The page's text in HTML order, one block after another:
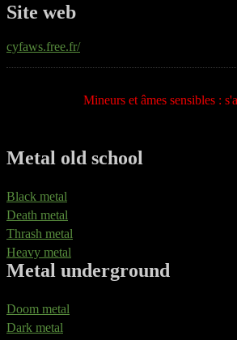
Site web
cyfaws.free.fr/
Mineurs et âmes sensibles :
Metal old school
Black metal
Death metal
Thrash metal
Heavy metal
Metal underground
Doom metal
Dark metal